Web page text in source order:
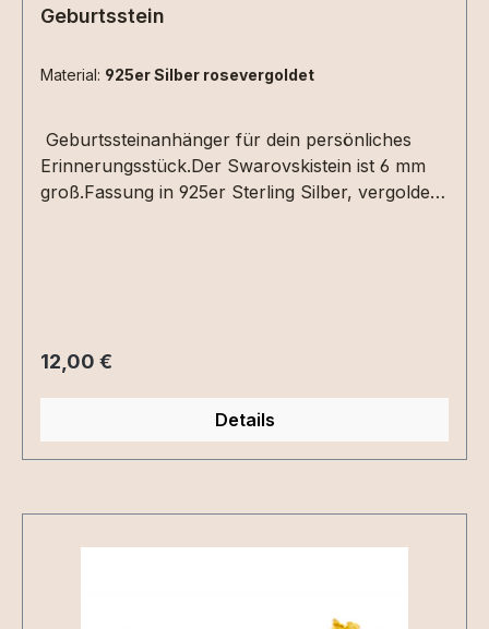
Geburtsstein
Material: 925er Silber rosevergoldet
Geburtssteinanhänger für dein persönliches
Erinnerungsstück.Der Swarovskistein ist 6 mm
groß.Fassung in 925er Sterling Silber, vergoldet
Regulärer Preis:
12,00 €
Details